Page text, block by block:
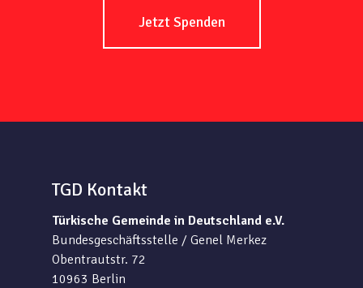
Jetzt Spenden
TGD Kontakt
Türkische Gemeinde in Deutschland e.V.
Bundesgeschäftsstelle / Genel Merkez
Obentrautstr. 72
10963 Berlin